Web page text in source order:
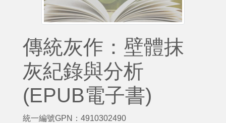
傳統灰作：壁體抹
灰紀錄與分析
(EPUB電子書)
統一編號GPN：4910302490